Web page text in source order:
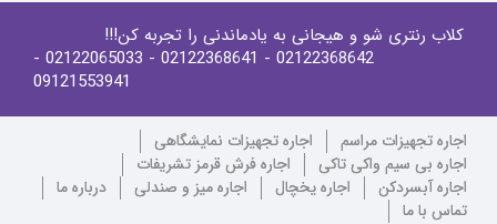
کلاب رنتری شو و هیجانی به یادماندنی را تجربه کن!!!
02122368642
- 02122368641
- 02122065033
-
09121553941
اجاره تجهیزات مراسم
اجاره تجهیزات نمایشگاهی
اجاره بی سیم واکی تاکی
اجاره فرش قرمز تشریفات
اجاره آبسردکن
اجاره یخچال اجاره میز و صندلی
درباره ما
تماس با ما